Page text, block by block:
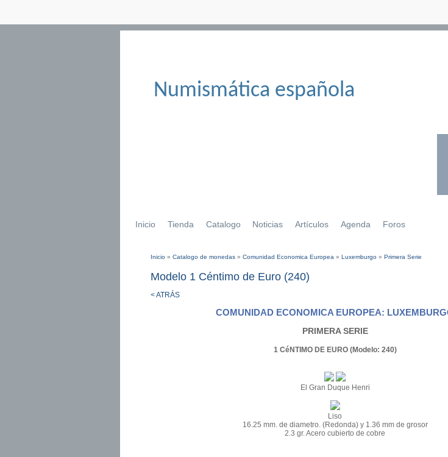
Numismática española
Inicio Tienda Catalogo Noticias Artículos Agenda Foros
Inicio » Catalogo de monedas » Comunidad Economica Europea » Luxemburgo » Primera Serie
Modelo 1 Céntimo de Euro (240)
< ATRÁS
COMUNIDAD ECONOMICA EUROPEA:
PRIMERA SERIE
1 CéNTIMO DE EURO (Modelo: 240)
El Gran Duque Henri
Liso
16.25 mm. de diametro. (Redonda) y 1.36 mm de grosor
2.3 gr. Acero cubierto de cobre